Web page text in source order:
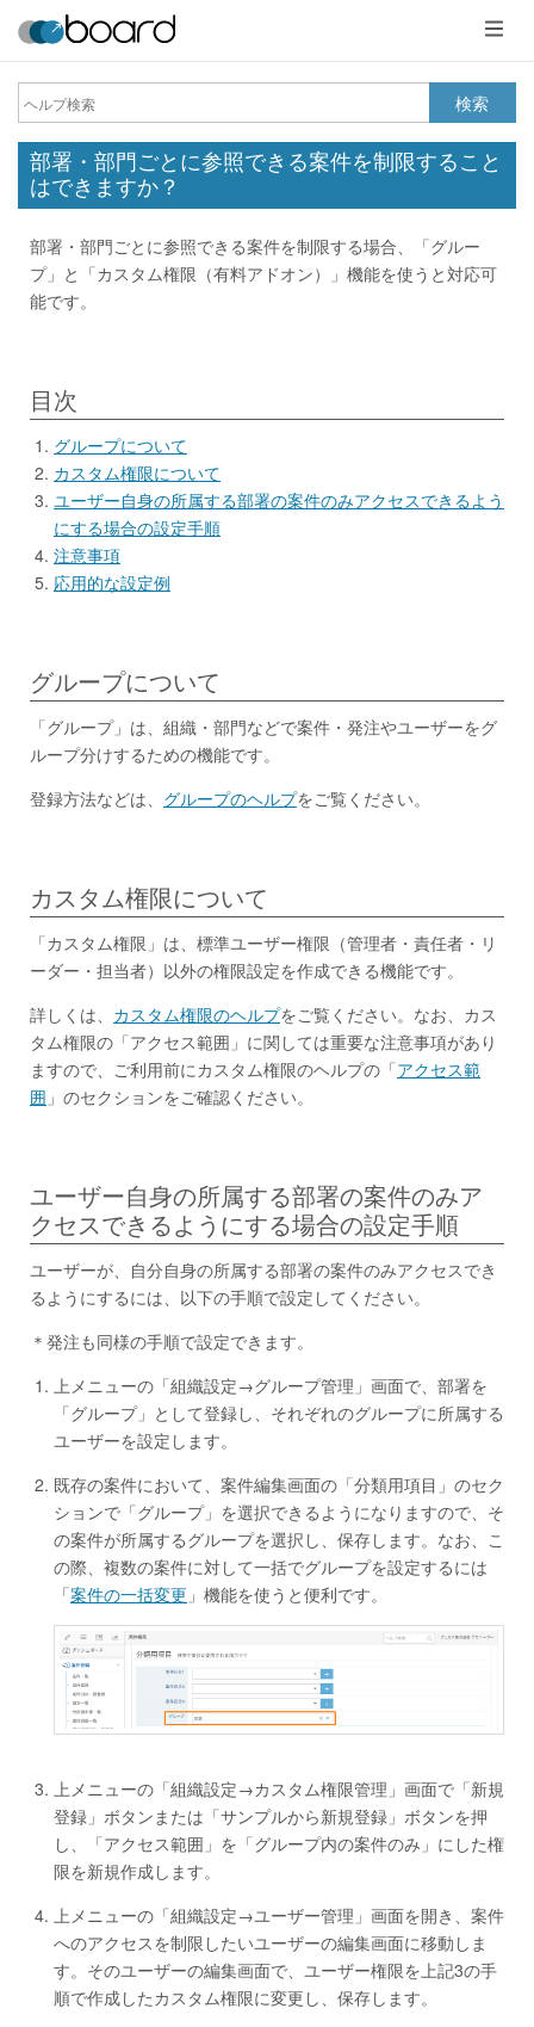
メ
ニ
ュ
ー
検索
部署・部門ごとに参照できる案件を制限すること
はできますか？
部署・部門ごとに参照できる案件を制限する場合、「グルー
プ」と「カスタム権限（有料アドオン）」機能を使うと対応可
能です。
目次
グループについて
カスタム権限について
ユーザー自身の所属する部署の案件のみアクセスできるよう
にする場合の設定手順
注意事項
応用的な設定例
グループについて
「グループ」は、組織・部門などで案件・発注やユーザーをグ
ループ分けするための機能です。
登録方法などは、 グループのヘルプをご覧ください。
カスタム権限について
「カスタム権限」は、標準ユーザー権限（管理者・責任者・リ
ーダー・担当者）以外の権限設定を作成できる機能です。
詳しくは、 カスタム権限のヘルプをご覧ください。なお、カス
タム権限の「アクセス範囲」に関しては重要な注意事項があり
ますので、ご利用前にカスタム権限のヘルプの「アクセス範
囲 」のセクションをご確認ください。
ユーザー自身の所属する部署の案件のみア
クセスできるようにする場合の設定手順
ユーザーが、自分自身の所属する部署の案件のみアクセスでき
るようにするには、以下の手順で設定してください。
＊発注も同様の手順で設定できます。
上メニューの「組織設定→グループ管理」画面で、部署を
「グループ」として登録し、それぞれのグループに所属する
ユーザーを設定します。
既存の案件において、案件編集画面の「分類用項目」のセク
ションで「グループ」を選択できるようになりますので、そ
の案件が所属するグループを選択し、保存します。なお、こ
の際、複数の案件に対して一括でグループを設定するには
「案件の一括変更 」機能を使うと便利です。
上メニューの「組織設定→カスタム権限管理」画面で「新規
登録」ボタンまたは「サンプルから新規登録」ボタンを押
し、「アクセス範囲」を「グループ内の案件のみ」にした権
限を新規作成します。
上メニューの「組織設定→ユーザー管理」画面を開き、案件
へのアクセスを制限したいユーザーの編集画面に移動しま
す。そのユーザーの編集画面で、ユーザー権限を上記3の手
順で作成したカスタム権限に変更し、保存します。